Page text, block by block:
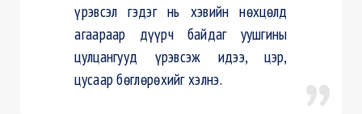
үрэвсэл гэдэг нь хэвийн нөхцөлд
агаараар дүүрч байдаг уушгины
цулцангууд үрэвсэж идээ, цэр,
цусаар бөглөрөхийг хэлнэ.